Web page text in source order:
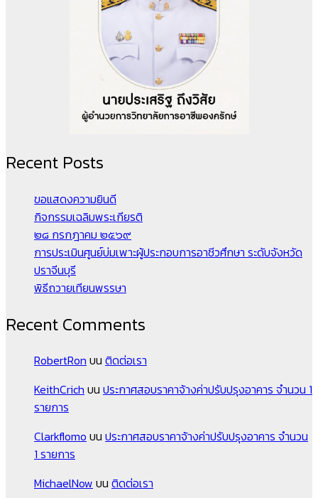
Recent Posts
ขอแสดงความยินดี
กิจกรรมเฉลิมพระเกียรติ
๒๘ กรกฎาคม ๒๕๖๙
การประเมินศูนย์บ่มเพาะผู้ประกอบการอาชีวศึกษา ระดับจังหวัด
ปราจีนบุรี
พิธีถวายเทียนพรรษา
Recent Comments
RobertRon บน ติดต่อเรา
KeithCrich บน ประกาศสอบราคาจ้างค่าปรับปรุงอาคาร จำนวน 1
รายการ
Clarkflomo บน ประกาศสอบราคาจ้างค่าปรับปรุงอาคาร จำนวน
1 รายการ
MichaelNow บน ติดต่อเรา